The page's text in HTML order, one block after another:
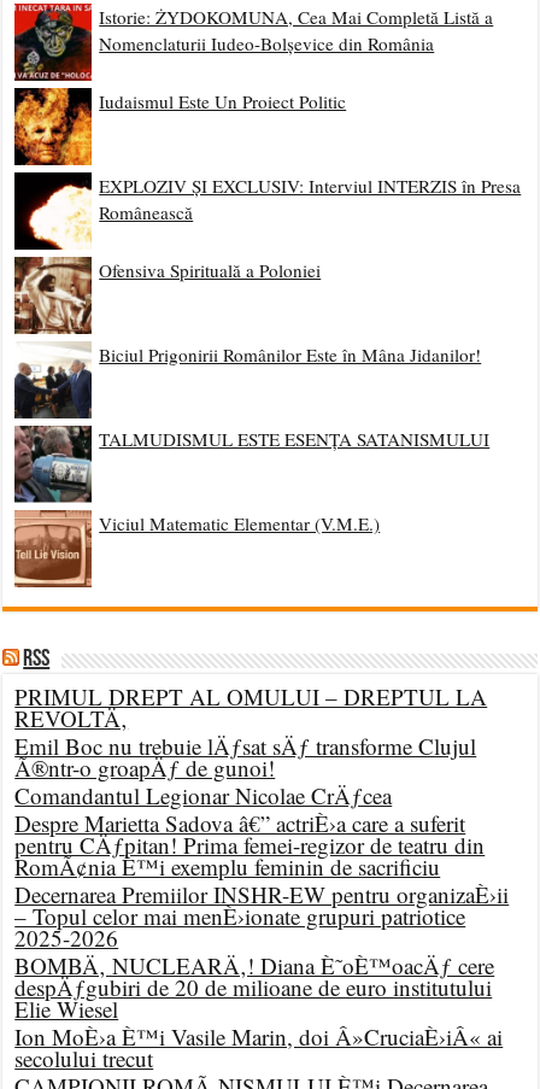
Istorie: ŻYDOKOMUNA, Cea Mai Completă Listă a
Nomenclaturii Iudeo-Bolșevice din România
Iudaismul Este Un Proiect Politic
EXPLOZIV ȘI EXCLUSIV: Interviul INTERZIS în Presa
Românească
Ofensiva Spirituală a Poloniei
Biciul Prigonirii Românilor Este în Mâna Jidanilor!
TALMUDISMUL ESTE ESENȚA SATANISMULUI
Viciul Matematic Elementar (V.M.E.)
RSS
PRIMUL DREPT AL OMULUI – DREPTUL LA
REVOLTÄ‚
Emil Boc nu trebuie lÄƒsat sÄƒ transforme Clujul
Ã®ntr-o groapÄƒ de gunoi!
Comandantul Legionar Nicolae CrÄƒcea
Despre Marietta Sadova â€” actriÈ›a care a suferit
pentru CÄƒpitan! Prima femei-regizor de teatru din
RomÃ¢nia È™i exemplu feminin de sacrificiu
Decernarea Premiilor INSHR-EW pentru organizaÈ›ii
– Topul celor mai menÈ›ionate grupuri patriotice
2025-2026
BOMBÄ‚ NUCLEARÄ‚! Diana È˜oÈ™oacÄƒ cere
despÄƒgubiri de 20 de milioane de euro institutului
Elie Wiesel
Ion MoÈ›a È™i Vasile Marin, doi Â»CruciaÈ›iÂ« ai
secolului trecut